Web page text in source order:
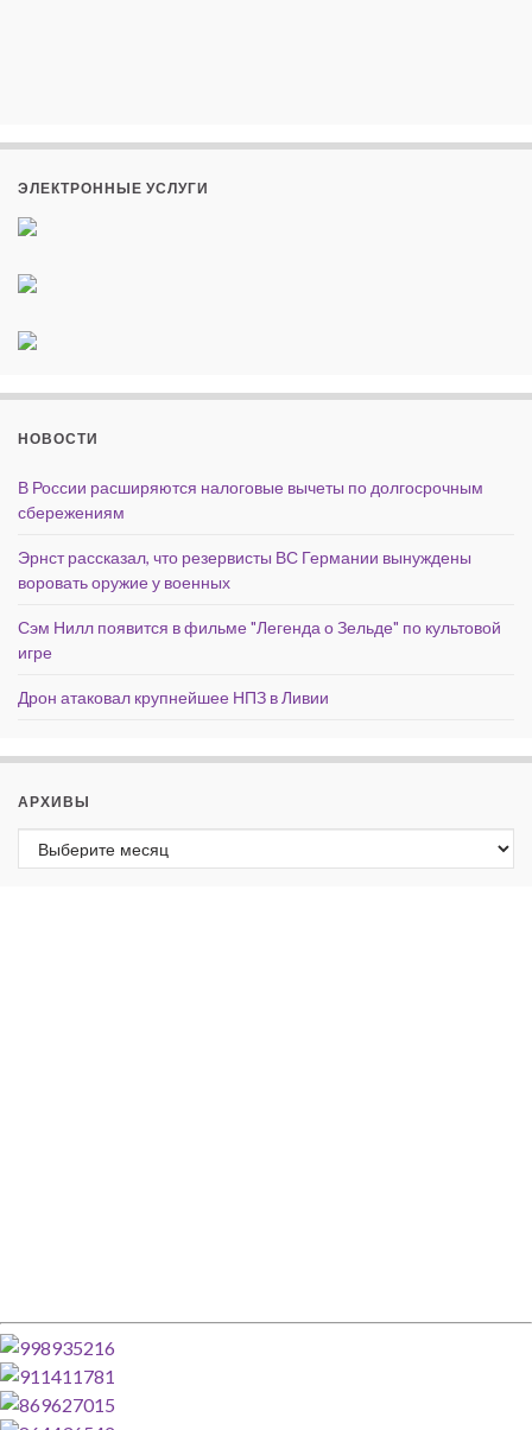
ЭЛЕКТРОННЫЕ УСЛУГИ
НОВОСТИ
В России расширяются налоговые вычеты по долгосрочным
сбережениям
Эрнст рассказал, что резервисты ВС Германии вынуждены
воровать оружие у военных
Сэм Нилл появится в фильме "Легенда о Зельде" по культовой
игре
Дрон атаковал крупнейшее НПЗ в Ливии
АРХИВЫ
Архивы